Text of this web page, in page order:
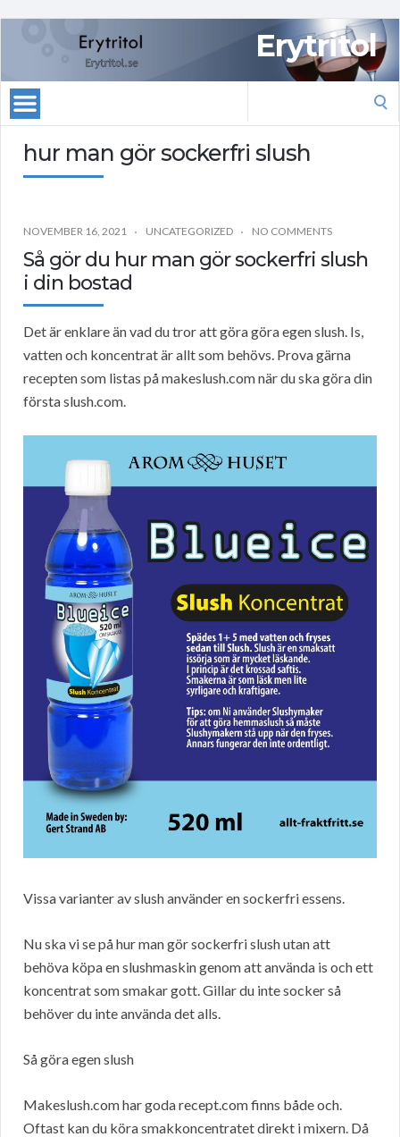
Erytritol
hur man gör sockerfri slush
NOVEMBER 16, 2021 UNCATEGORIZED NO COMMENTS
Så gör du hur man gör sockerfri slush
i din bostad
Det är enklare än vad du tror att göra göra egen slush. Is,
vatten och koncentrat är allt som behövs. Prova gärna
recepten som listas på makeslush.com när du ska göra din
första slush.com.
Vissa varianter av slush använder en sockerfri essens.
Nu ska vi se på hur man gör sockerfri slush utan att
behöva köpa en slushmaskin genom att använda is och ett
koncentrat som smakar gott. Gillar du inte socker så
behöver du inte använda det alls.
Så göra egen slush
Makeslush.com har goda recept.com finns både och.
Oftast kan du köra smakkoncentratet direkt i mixern. Då